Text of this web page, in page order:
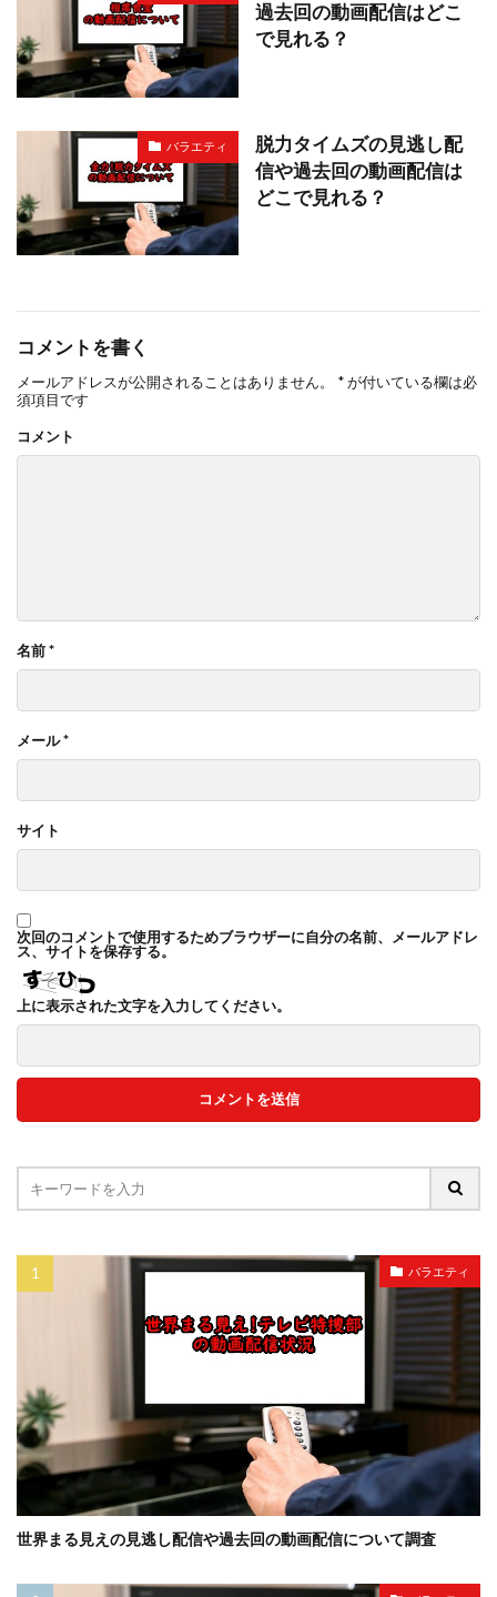
過去回の動画配信はどこ
で見れる？
バラエティ
脱力タイムズの見逃し配
信や過去回の動画配信は
どこで見れる？
コメントを書く
メールアドレスが公開されることはありません。 *が付いている欄は必
須項目です
コメント
名前*
メール*
サイト
次回のコメントで使用するためブラウザーに自分の名前、メールアドレ
ス、サイトを保存する。
上に表示された文字を入力してください。
バラエティ
世界まる見えの見逃し配信や過去回の動画配信について調査